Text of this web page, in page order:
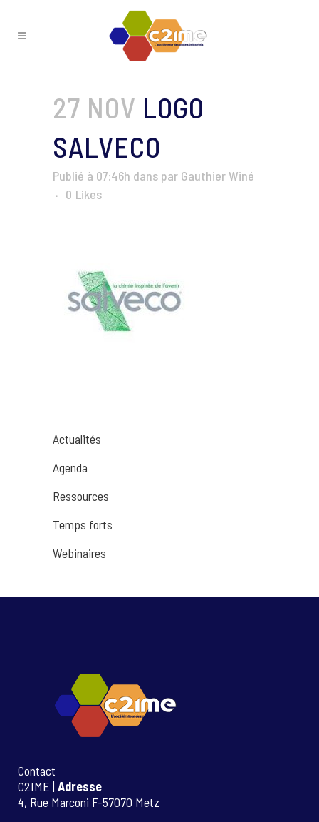
27 NOV LOGO
SALVECO
Publié à 07:46h dans par Gauthier Winé
0 Likes
Actualités
Agenda
Ressources
Temps forts
Webinaires
Contact
C2IME | Adresse
4, Rue Marconi F-57070 Metz